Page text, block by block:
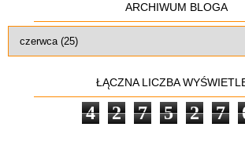
ARCHIWUM BLOGA
ŁĄCZNA LICZBA
4 2 7 5 2 7